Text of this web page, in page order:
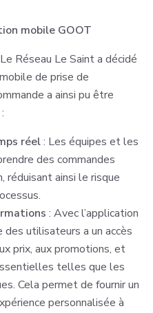
mobile GOOT
Réseau Le Saint a décidé
de prise de
a ainsi pu être
réel: Les équipes et les
des commandes
réduisant ainsi le risque
: Avec l’application
des utilisateurs a un accès
prix, aux promotions, et
telles que les
Cela permet de fournir un
personnalisée à